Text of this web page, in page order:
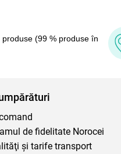
(99 % produse în
de fidelitate Norocei
şi tarife transport